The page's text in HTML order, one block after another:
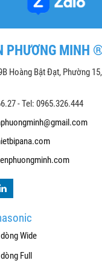
PHƯƠNG MINH
Hoàng Bật Đạt, Phường
- Tel: 0965.326.444
Wide
Full